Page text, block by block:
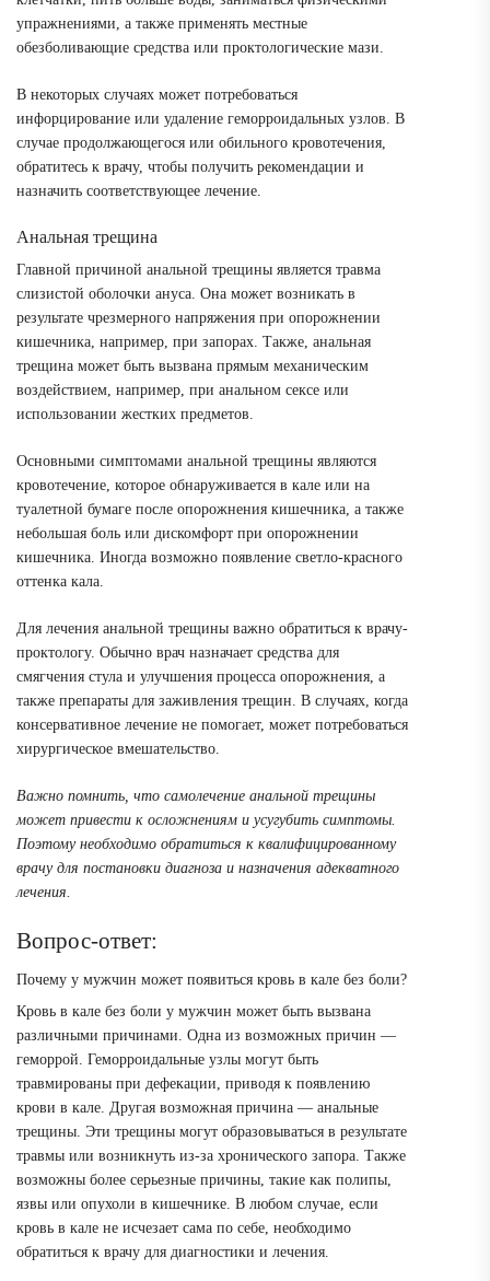
упражнениями, а также применять местные
обезболивающие средства или проктологические мази.
В некоторых случаях может потребоваться
инфорцирование или удаление геморроидальных узлов. В
случае продолжающегося или обильного кровотечения,
обратитесь к врачу, чтобы получить рекомендации и
назначить соответствующее лечение.
Анальная трещина
Главной причиной анальной трещины является травма
слизистой оболочки ануса. Она может возникать в
результате чрезмерного напряжения при опорожнении
кишечника, например, при запорах. Также, анальная
трещина может быть вызвана прямым механическим
воздействием, например, при анальном сексе или
использовании жестких предметов.
Основными симптомами анальной трещины являются
кровотечение, которое обнаруживается в кале или на
туалетной бумаге после опорожнения кишечника, а также
небольшая боль или дискомфорт при опорожнении
кишечника. Иногда возможно появление светло-красного
оттенка кала.
Для лечения анальной трещины важно обратиться к врачу-
проктологу. Обычно врач назначает средства для
смягчения стула и улучшения процесса опорожнения, а
также препараты для заживления трещин. В случаях, когда
консервативное лечение не помогает, может потребоваться
хирургическое вмешательство.
Важно помнить, что самолечение анальной трещины
может привести к осложнениям и усугубить симптомы.
Поэтому необходимо обратиться к квалифицированному
врачу для постановки диагноза и назначения адекватного
лечения.
Вопрос-ответ:
Почему у мужчин может появиться кровь в кале без боли?
Кровь в кале без боли у мужчин может быть вызвана
различными причинами. Одна из возможных причин —
геморрой. Геморроидальные узлы могут быть
травмированы при дефекации, приводя к появлению
крови в кале. Другая возможная причина — анальные
трещины. Эти трещины могут образовываться в результате
травмы или возникнуть из-за хронического запора. Также
возможны более серьезные причины, такие как полипы,
язвы или опухоли в кишечнике. В любом случае, если
кровь в кале не исчезает сама по себе, необходимо
обратиться к врачу для диагностики и лечения.